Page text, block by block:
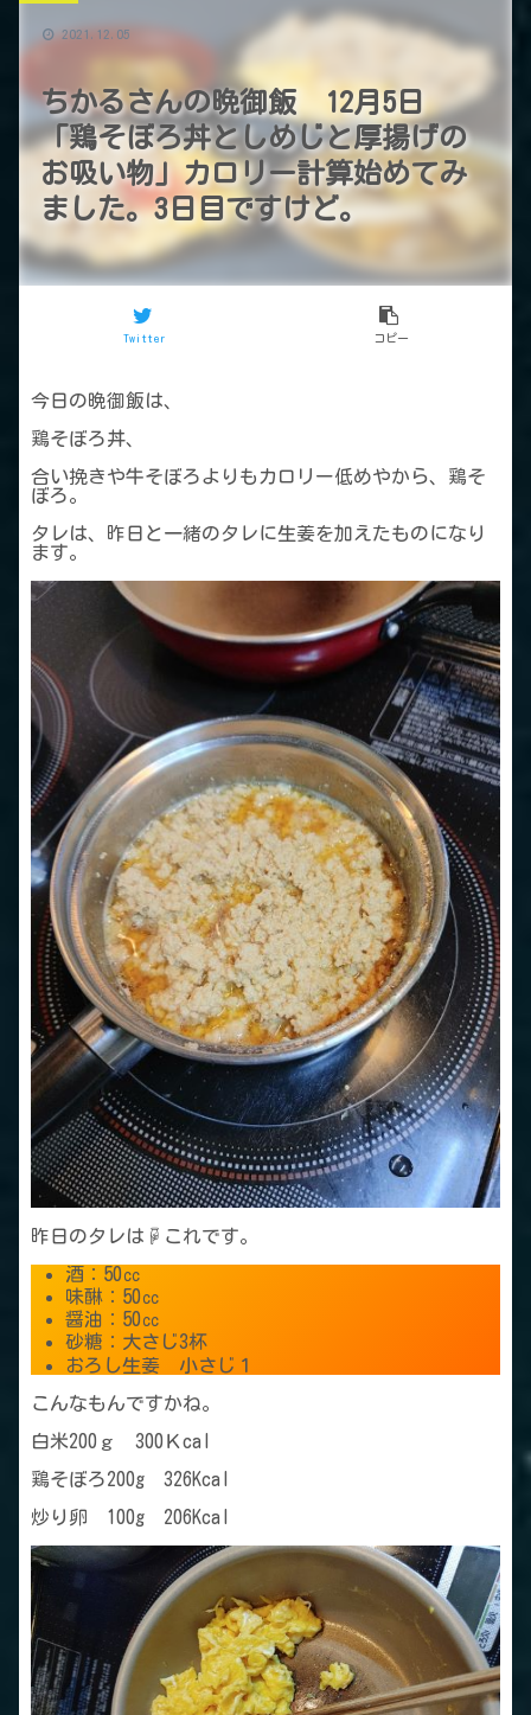
ちかるさんの晩御飯 12月5日
「鶏そぼろ丼としめじと厚揚げの
お吸い物」カロリー計算始めてみ
ました。3日目ですけど。
Twitter コピー
2021.12.05
今日の晩御飯は、
鶏そぼろ丼、
合い挽きや牛そぼろよりもカロリー低めやから、鶏そ
ぼろ。
タレは、昨日と一緒のタレに生姜を加えたものになり
ます。
昨日のタレは☟これです。
酒：50㏄
味醂：50㏄
醤油：50㏄
砂糖：大さじ3杯
おろし生姜 小さじ１
こんなもんですかね。
白米200ｇ 300Ｋcal
鶏そぼろ200g 326Kcal
炒り卵 100g 206Kcal